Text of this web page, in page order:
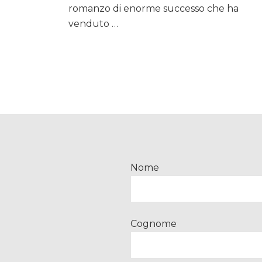
Bellocchio
romanzo di enorme successo che ha
venduto …
Nome
Cognome